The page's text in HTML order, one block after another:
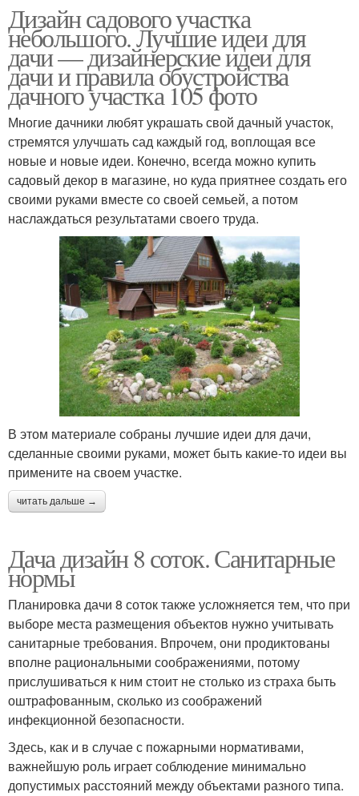
Дизайн садового участка
небольшого. Лучшие идеи для
дачи — дизайнерские идеи для
дачи и правила обустройства
дачного участка 105 фото
Многие дачники любят украшать свой дачный участок,
стремятся улучшать сад каждый год, воплощая все
новые и новые идеи. Конечно, всегда можно купить
садовый декор в магазине, но куда приятнее создать его
своими руками вместе со своей семьей, а потом
наслаждаться результатами своего труда.
В этом материале собраны лучшие идеи для дачи,
сделанные своими руками, может быть какие-то идеи вы
примените на своем участке.
читать дальше →
Дача дизайн 8 соток. Санитарные
нормы
Планировка дачи 8 соток также усложняется тем, что при
выборе места размещения объектов нужно учитывать
санитарные требования. Впрочем, они продиктованы
вполне рациональными соображениями, потому
прислушиваться к ним стоит не столько из страха быть
оштрафованным, сколько из соображений
инфекционной безопасности.
Здесь, как и в случае с пожарными нормативами,
важнейшую роль играет соблюдение минимально
допустимых расстояний между объектами разного типа.